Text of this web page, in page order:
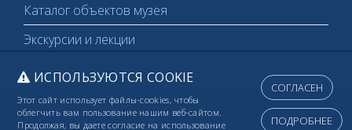
Каталог объектов музея
Экскурсии и лекции
ИСПОЛЬЗУЮТСЯ COOKIE
Этот сайт использует файлы-cookies, чтобы
облегчить вам пользование нашим веб-сайтом.
Продолжая, вы даете согласие на использование
СОГЛАСЕН
ПОДРОБНЕЕ